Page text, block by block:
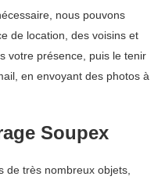
nous pouvons
de location, des voisins et
votre présence, puis le tenir
en envoyant des photos à
Soupex
de très nombreux objets,